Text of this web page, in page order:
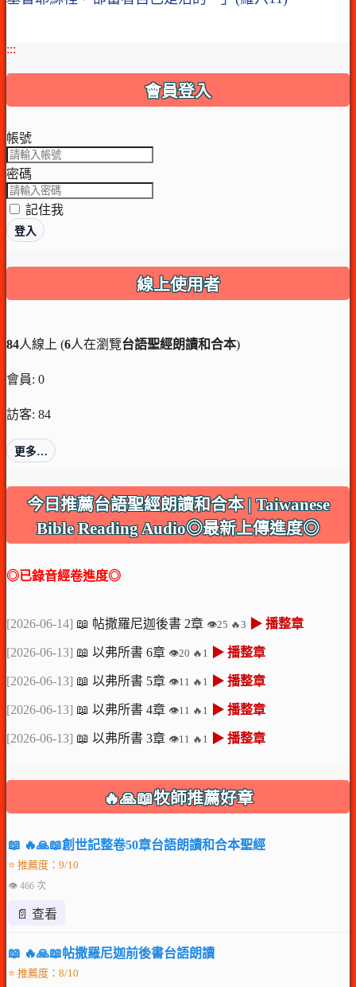
:::
會員登入
帳號
密碼
記住我
登入
線上使用者
84人線上 (6人在瀏覽台語聖經朗讀和合本)
會員: 0
訪客: 84
更多…
今日推薦台語聖經朗讀和合本 | Taiwanese
Bible Reading Audio◎最新上傳進度◎
◎已錄音經卷進度◎
[2026-06-14] 📖 帖撒羅尼迦後書 2章 👁️25 🔥3 ▶ 播整章
[2026-06-13] 📖 以弗所書 6章 👁️20 🔥1 ▶ 播整章
[2026-06-13] 📖 以弗所書 5章 👁️11 🔥1 ▶ 播整章
[2026-06-13] 📖 以弗所書 4章 👁️11 🔥1 ▶ 播整章
[2026-06-13] 📖 以弗所書 3章 👁️11 🔥1 ▶ 播整章
🔥🙏📖牧師推薦好章
📖 🔥🙏📖創世記整卷50章台語朗讀和合本聖經
⭐ 推薦度：9/10
👁 466 次
📄 查看
📖 🔥🙏📖帖撒羅尼迦前後書台語朗讀
⭐ 推薦度：8/10